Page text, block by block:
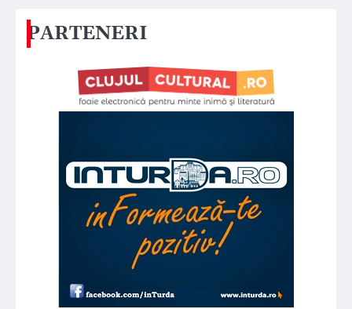
PARTENERI